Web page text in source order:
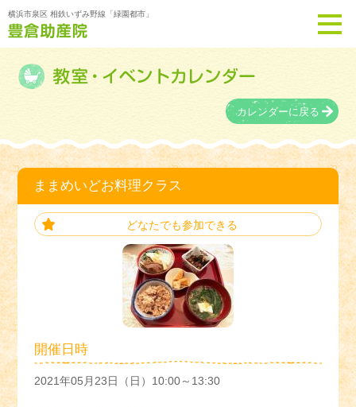
横浜市泉区 相鉄いずみ野線「緑園都市」
カレンダーに戻る
ままめいどお料理クラス
どなたでも参加できる
開催日時
2021年05月23日（日）10:00～13:30